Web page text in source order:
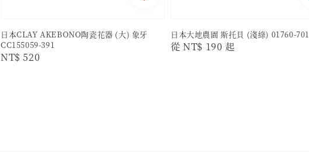
日本CLAY AKEBONO陶瓷花器 (大) 象牙
CC155059-391
Regular
NT$ 520
日本大地農園 斯托貝 (淺綠) 01760-701
Regular
從NT$ 190 起